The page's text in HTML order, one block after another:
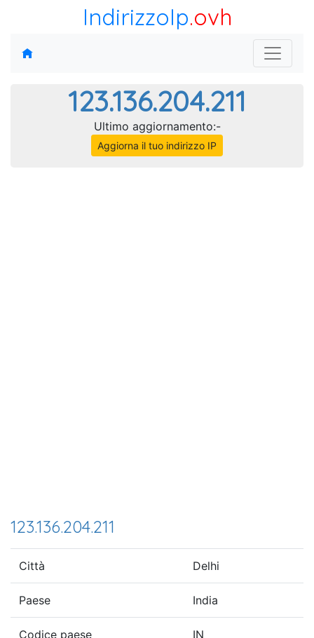
IndirizzoIp.ovh
123.136.204.211
Ultimo aggiornamento:-
Aggiorna il tuo indirizzo IP
123.136.204.211
Città Delhi
Paese India
Codice paese IN